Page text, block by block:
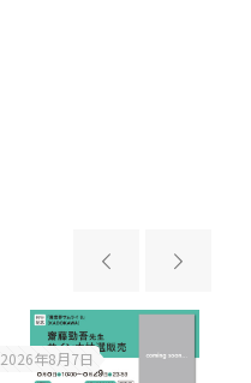
2026年8月7日